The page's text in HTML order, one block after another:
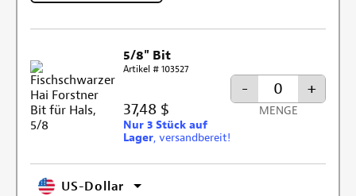
5/8" Bit
Artikel # 103527
37,48 $
Nur 3 Stück auf
Lager, versandbereit!
- +
MENGE
US-Dollar